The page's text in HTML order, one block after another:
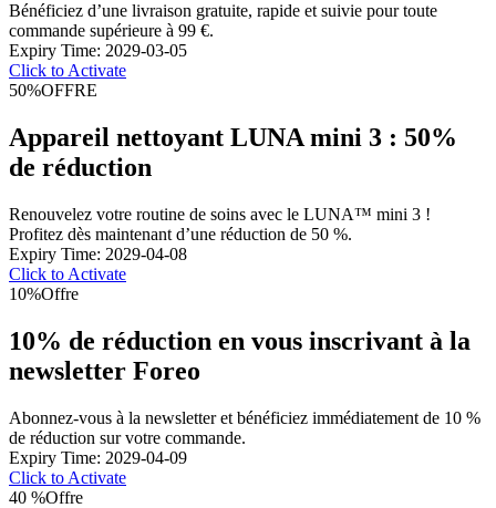
Bénéficiez d’une livraison gratuite, rapide et suivie pour toute
commande supérieure à 99 €.
Expiry Time: 2029-03-05
Click to Activate
50%OFFRE
Appareil nettoyant LUNA mini 3 : 50%
de réduction
Renouvelez votre routine de soins avec le LUNA™ mini 3 !
Profitez dès maintenant d’une réduction de 50 %.
Expiry Time: 2029-04-08
Click to Activate
10%Offre
10% de réduction en vous inscrivant à la
newsletter Foreo
Abonnez-vous à la newsletter et bénéficiez immédiatement de 10 %
de réduction sur votre commande.
Expiry Time: 2029-04-09
Click to Activate
40 %Offre